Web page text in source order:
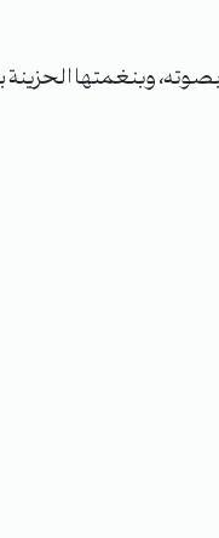
وبنغمتها الحزينة